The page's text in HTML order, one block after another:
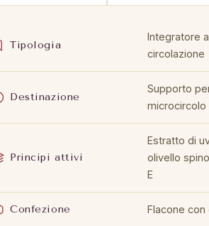
Tipologia
Integratore
circolazione
Destinazione
Supporto
microcircolo
Principi attivi
Estratto di
olivello
E
Confezione Flacone con